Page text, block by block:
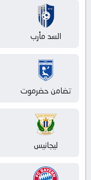
السد مأرب
تضامن حضرموت
ليجانيس